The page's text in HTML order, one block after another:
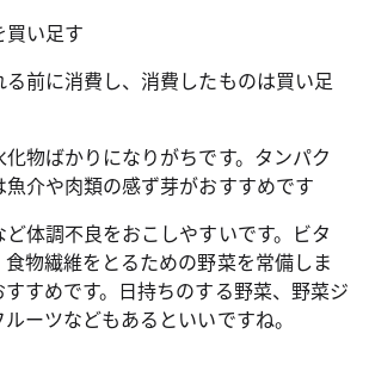
買い足す
る前に消費し、消費したものは買い足
物ばかりになりがちです。タンパク
介や肉類の感ず芽がおすすめです
体調不良をおこしやすいです。ビタ
物繊維をとるための野菜を常備しま
すめです。日持ちのする野菜、野菜ジ
ーツなどもあるといいですね。